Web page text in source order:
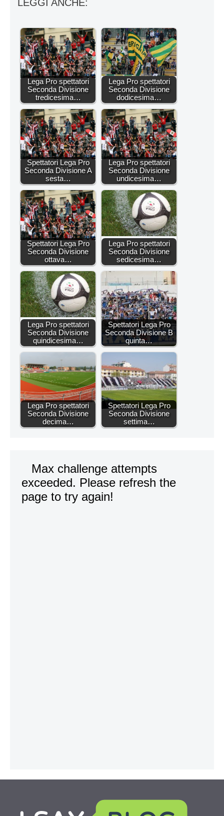
LEGGI ANCHE:
Lega Pro spettatori
Seconda Divisione
tredicesima…
Lega Pro spettatori
Seconda Divisione
dodicesima…
Spettatori Lega Pro
Seconda Divisione A
sesta…
Lega Pro spettatori
Seconda Divisione
undicesima…
Spettatori Lega Pro
Seconda Divisione
ottava…
Lega Pro spettatori
Seconda Divisione
sedicesima…
Lega Pro spettatori
Seconda Divisione
quindicesima…
Spettatori Lega Pro
Seconda Divisione B
quinta…
Lega Pro spettatori
Seconda Divisione
decima…
Spettatori Lega Pro
Seconda Divisione
settima…